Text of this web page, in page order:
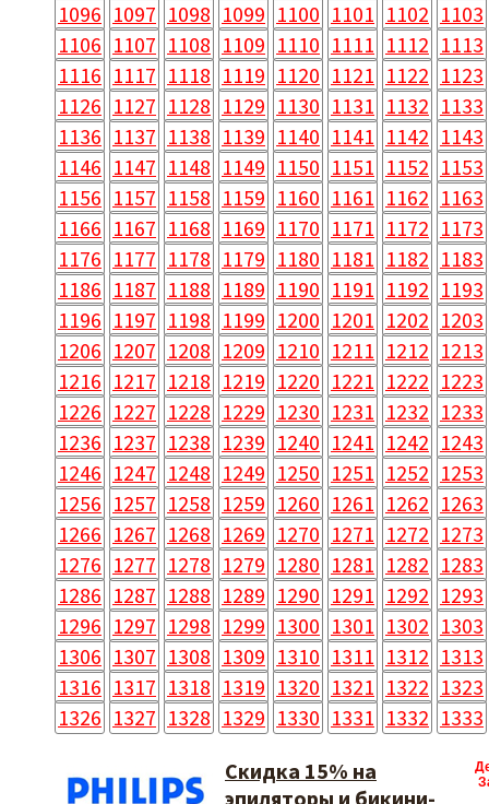
1096 1097 1098 1099 1100 1101 1102 1103
1106 1107 1108 1109 1110 1111 1112 1113
1116 1117 1118 1119 1120 1121 1122 1123
1126 1127 1128 1129 1130 1131 1132 1133
1136 1137 1138 1139 1140 1141 1142 1143
1146 1147 1148 1149 1150 1151 1152 1153
1156 1157 1158 1159 1160 1161 1162 1163
1166 1167 1168 1169 1170 1171 1172 1173
1176 1177 1178 1179 1180 1181 1182 1183
1186 1187 1188 1189 1190 1191 1192 1193
1196 1197 1198 1199 1200 1201 1202 1203
1206 1207 1208 1209 1210 1211 1212 1213
1216 1217 1218 1219 1220 1221 1222 1223
1226 1227 1228 1229 1230 1231 1232 1233
1236 1237 1238 1239 1240 1241 1242 1243
1246 1247 1248 1249 1250 1251 1252 1253
1256 1257 1258 1259 1260 1261 1262 1263
1266 1267 1268 1269 1270 1271 1272 1273
1276 1277 1278 1279 1280 1281 1282 1283
1286 1287 1288 1289 1290 1291 1292 1293
1296 1297 1298 1299 1300 1301 1302 1303
1306 1307 1308 1309 1310 1311 1312 1313
1316 1317 1318 1319 1320 1321 1322 1323
1326 1327 1328 1329 1330 1331 1332 1333
Скидка 15% на
эпиляторы и бикини-